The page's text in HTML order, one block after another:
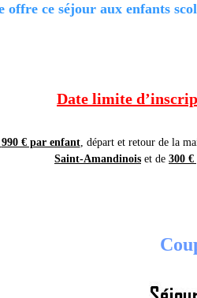
offre ce séjour aux enfants
Date limite
990 € par enfant, départ et retour de la
Saint-Amandinois et de 300